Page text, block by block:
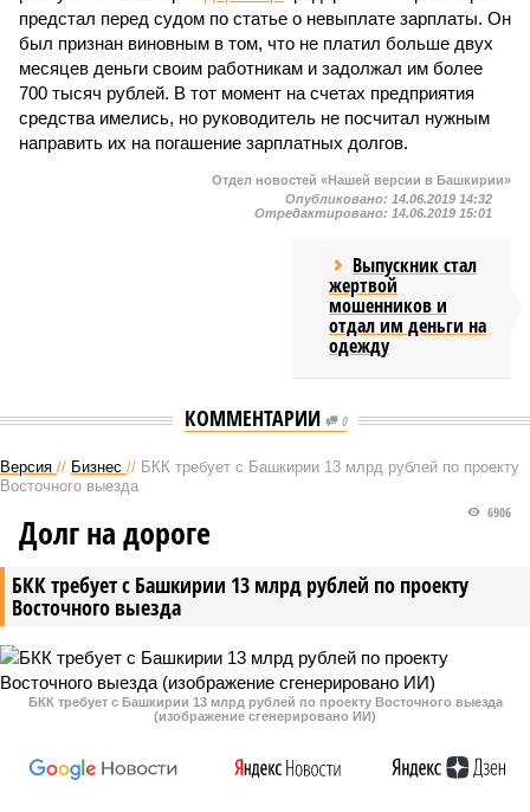
предстал перед судом по статье о невыплате зарплаты. Он
был признан виновным в том, что не платил больше двух
месяцев деньги своим работникам и задолжал им более
700 тысяч рублей. В тот момент на счетах предприятия
средства имелись, но руководитель не посчитал нужным
направить их на погашение зарплатных долгов.
Отдел новостей «Нашей версии в Башкирии»
Опубликовано: 14.06.2019 14:32
Отредактировано: 14.06.2019 15:01
Выпускник стал
жертвой
мошенников и
отдал им деньги на
одежду
КОММЕНТАРИИ 0
Версия // Бизнес // БКК требует с Башкирии 13 млрд рублей по проекту
Восточного выезда
БКК требует с Башкирии 13 млрд рублей по проекту
Восточного выезда
6906
Долг на дороге
БКК требует с Башкирии 13 млрд рублей по проекту Восточного выезда
(изображение сгенерировано ИИ)